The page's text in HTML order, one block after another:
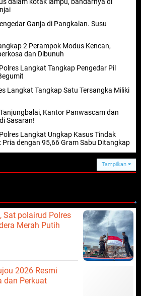
Ganja di Pangkalan. Susu
2 Perampok Modus Kencan,
dan Dibunuh
Langkat Tangkap Pengedar Pil
Langkat Tangkap Satu Tersangka Miliki
Kantor Panwascam dan
Sasaran!
Langkat Ungkap Kasus Tindak
dengan 95,66 Gram Sabu Ditangkap
Tampilkan
Sat polairud Polres
Merah Putih
2026 Resmi
dan Perkuat